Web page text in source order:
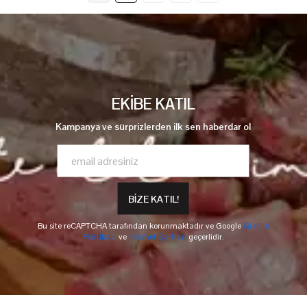
EKİBE KATIL
Kampanya ve sürprizlerden ilk sen haberdar ol
BİZE KATIL!
Bu site reCAPTCHA tarafından korunmaktadır ve Google Gizlilik
Politikası ve Hizmet Şartlarıgeçerlidir.